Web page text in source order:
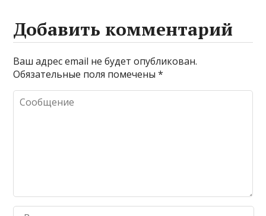
Добавить комментарий
Ваш адрес email не будет опубликован.
Обязательные поля помечены*